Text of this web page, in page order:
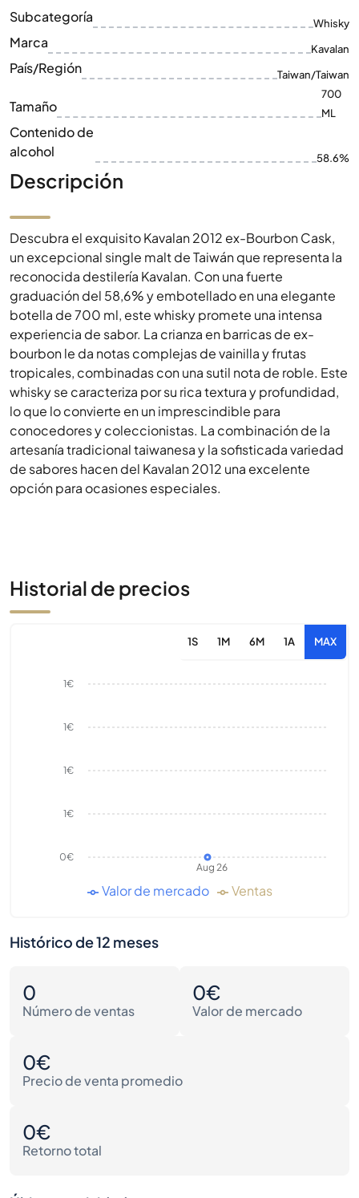
Subcategoría Whisky
Marca Kavalan
País/Región Taiwan/Taiwan
Tamaño
700
ML
Contenido de
alcohol
58.6%
Descripción
Descubra el exquisito Kavalan 2012 ex-Bourbon Cask,
un excepcional single malt de Taiwán que representa la
reconocida destilería Kavalan. Con una fuerte
graduación del 58,6% y embotellado en una elegante
botella de 700 ml, este whisky promete una intensa
experiencia de sabor. La crianza en barricas de ex-
bourbon le da notas complejas de vainilla y frutas
tropicales, combinadas con una sutil nota de roble. Este
whisky se caracteriza por su rica textura y profundidad,
lo que lo convierte en un imprescindible para
conocedores y coleccionistas. La combinación de la
artesanía tradicional taiwanesa y la sofisticada variedad
de sabores hacen del Kavalan 2012 una excelente
opción para ocasiones especiales.
Historial de precios
1S 1M 6M 1A MAX
Aug 26
0€
1€
1€
1€
1€
Valor de mercado Ventas
Histórico de 12 meses
0
Número de ventas
0€
Valor de mercado
0€
Precio de venta promedio
0€
Retorno total